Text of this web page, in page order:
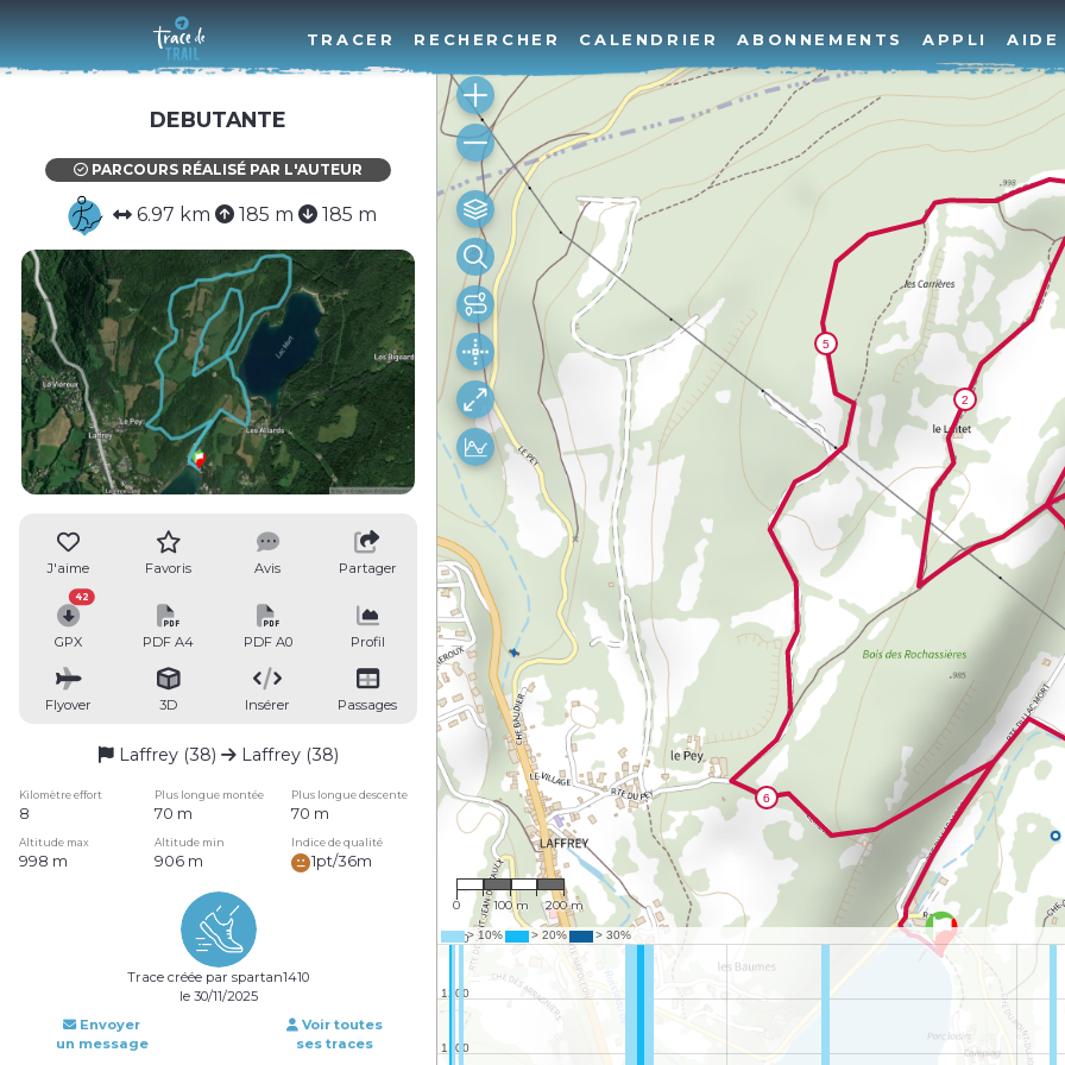
TRACER RECHERCHER CALENDRIER ABONNEMENTS APPLI AIDE
DEBUTANTE
PARCOURS RÉALISÉ PAR L'AUTEUR
6.97 km 185 m 185 m
J'aime Favoris Avis Partager
GPX
42
PDF A4 PDF A0 Profil
Flyover 3D Insérer Passages
Laffrey (38) Laffrey (38)
Kilomètre effort Plus longue montée Plus longue descente
8 70 m 70 m
Altitude max Altitude min Indice de qualité
998 m 906 m 1pt/36m
Trace créée par spartan1410
le 30/11/2025
Envoyer
un message
Voir toutes
ses traces
1 : 7,843
0 100 m 200 m